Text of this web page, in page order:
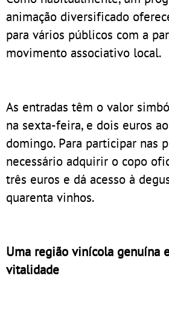
animação diversificado
para vários públicos com a
movimento associativo local.
As entradas têm o valor
na sexta-feira, e dois euros
domingo. Para participar nas
necessário adquirir o copo
três euros e dá acesso à
quarenta vinhos.
Uma região vinícola genuína
vitalidade